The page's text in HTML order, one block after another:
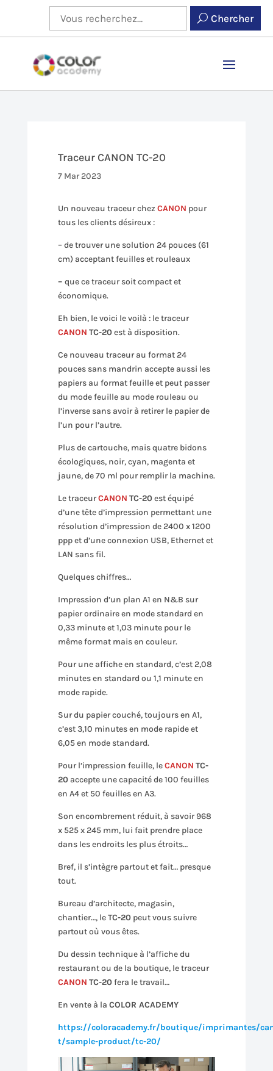
Chercher
Traceur CANON TC-20
7 Mar 2023
Un nouveau traceur chez CANON pour
tous les clients désireux :
– de trouver une solution 24 pouces (61
cm) acceptant feuilles et rouleaux
– que ce traceur soit compact et
économique.
Eh bien, le voici le voilà : le traceur
CANON TC-20est à disposition.
Ce nouveau traceur au format 24
pouces sans mandrin accepte aussi les
papiers au format feuille et peut passer
du mode feuille au mode rouleau ou
l’inverse sans avoir à retirer le papier de
l’un pour l’autre.
Plus de cartouche, mais quatre bidons
écologiques, noir, cyan, magenta et
jaune, de 70 ml pour remplir la machine.
Le traceurCANON TC-20est équipé
d’une tête d’impression permettant une
résolution d’impression de 2400 x 1200
ppp et d’une connexion USB, Ethernet et
LAN sans fil.
Quelques chiffres…
Impression d’un plan A1 en N&B sur
papier ordinaire en mode standard en
0,33 minute et 1,03 minute pour le
même format mais en couleur.
Pour une affiche en standard, c’est 2,08
minutes en standard ou 1,1 minute en
mode rapide.
Sur du papier couché, toujours en A1,
c’est 3,10 minutes en mode rapide et
6,05 en mode standard.
Pour l’impression feuille, leCANON TC-
20accepte une capacité de 100 feuilles
en A4 et 50 feuilles en A3.
Son encombrement réduit, à savoir 968
x 525 x 245 mm, lui fait prendre place
dans les endroits les plus étroits…
Bref, il s’intègre partout et fait… presque
tout.
Bureau d’architecte, magasin,
chantier…, leTC-20peut vous suivre
partout où vous êtes.
Du dessin technique à l’affiche du
restaurant ou de la boutique, le traceur
CANON TC-20fera le travail…
En vente à la COLOR ACADEMY
https://coloracademy.fr/boutique/imprimantes/
t/sample-product/tc-20/